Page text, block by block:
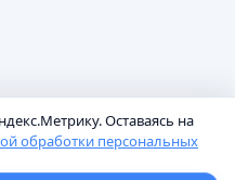
Оставаясь на
обработки персональных